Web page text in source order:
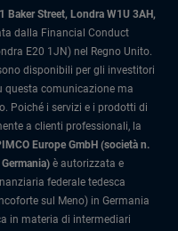
Baker Street, Londra W1U 3AH,
dalla Financial Conduct
E20 1JN) nel Regno Unito.
disponibili per gli investitori
questa comunicazione ma
Poiché i servizi e i prodotti di
a clienti professionali, la
Europe GmbH (società n.
è autorizzata e
federale tedesca
sul Meno) in Germania
in materia di intermediari